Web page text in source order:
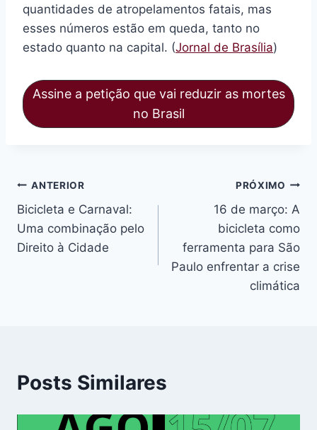
quantidades de atropelamentos fatais, mas
esses números estão em queda, tanto no
estado quanto na capital. (Jornal de Brasília)
Assine a petição que vai reduzir as mortes
no Brasil
Navegação
de
Post
ANTERIOR
Bicicleta e Carnaval:
Uma combinação pelo
Direito à Cidade
PRÓXIMO
16 de março: A
bicicleta como
ferramenta para São
Paulo enfrentar a crise
climática
Posts Similares